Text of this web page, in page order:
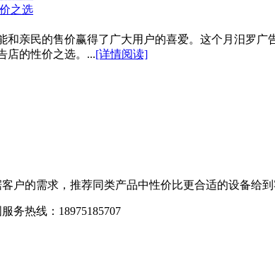
之选
亲民的售价赢得了广大用户的喜爱。这个月汨罗
店的性价之选。...[详情阅读]
的需求，推荐同类产品中性价比更合适的设备给到
热线：18975185707